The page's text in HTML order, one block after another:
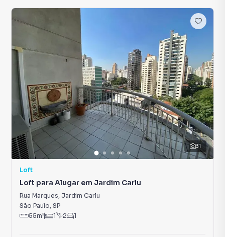
31
Loft
Loft para Alugar em Jardim Carlu
Rua Marques, Jardim Carlu
São Paulo, SP
55m² 1 2 1